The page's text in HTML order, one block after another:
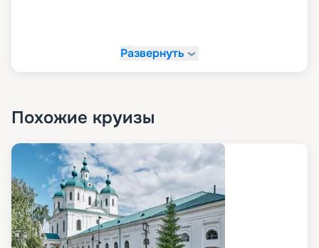
Развернуть
Похожие круизы